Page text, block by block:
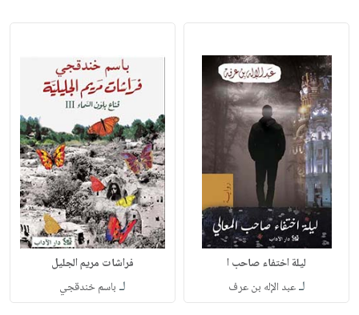
ليلة اختفاء صاحب ا
لـعبد الإله بن عرف
فراشات مريم الجليل
لـ باسم خندقجي